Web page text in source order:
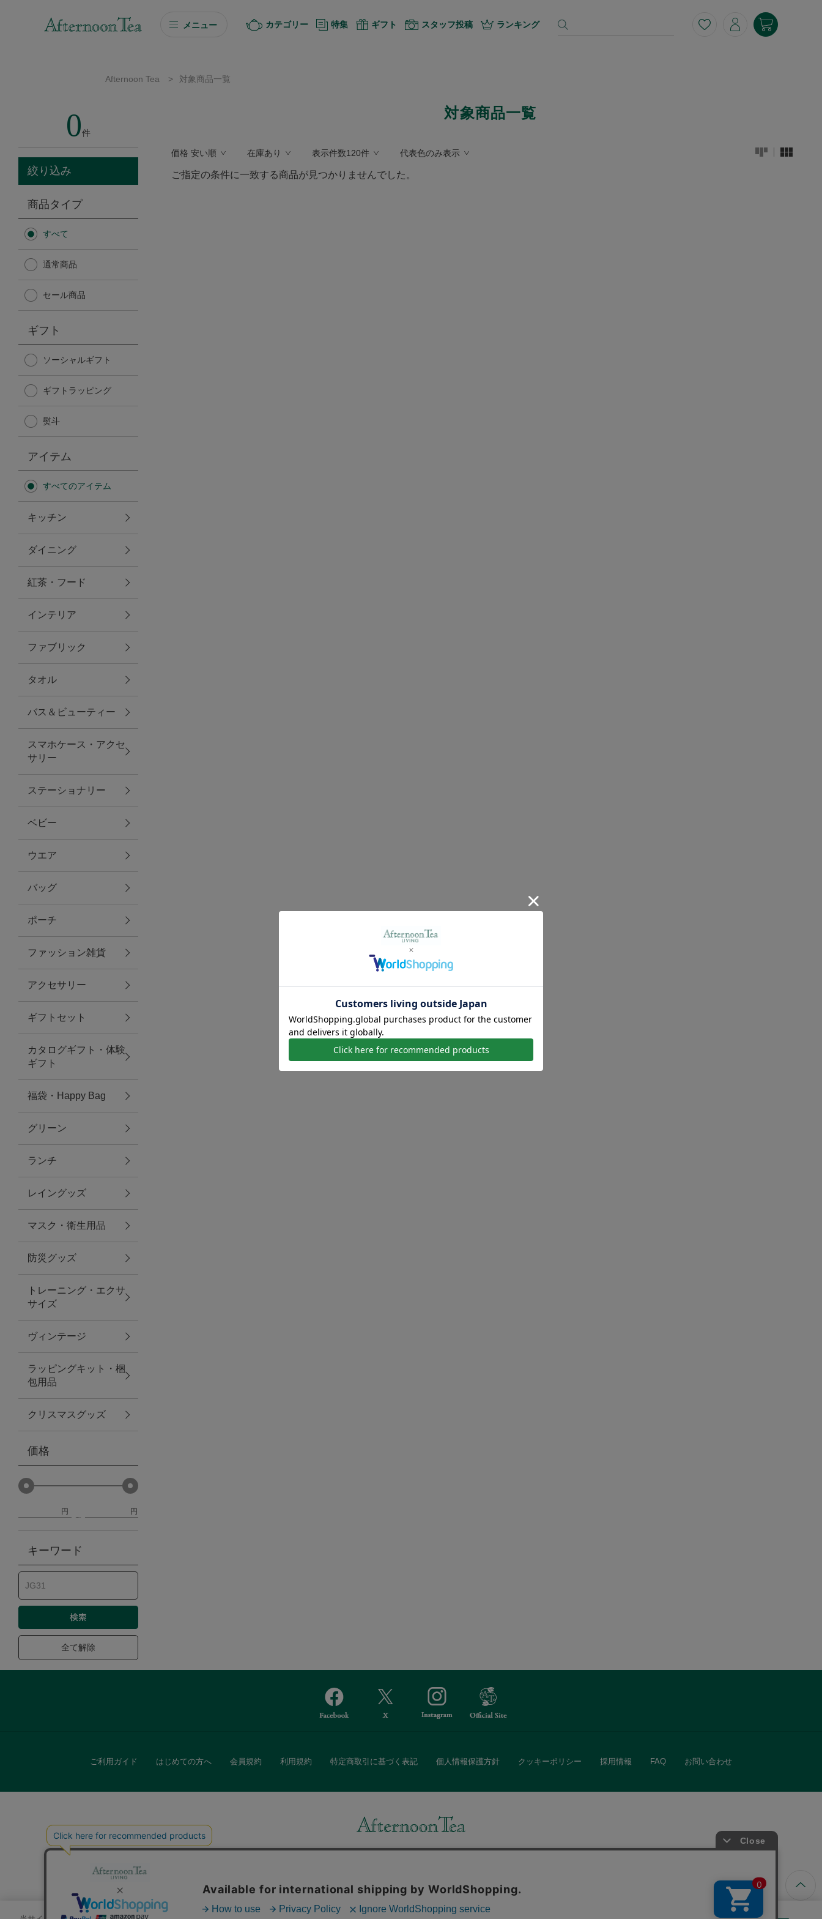
メニュー
ソーシャルギフト
カタログギフト
Afternoon Tea TEAROOM
Afternoon Tea TEAROOM
日傘
保冷バッグ
無重力シリーズ
トラベルグッズ
ランチ
バッグ
キッチン・ダイニング
ダイニング
キッチン
ファブリック
グリーン
バス＆ビューティー
バス＆ビューティー
タオル
ウエア＆バッグ
ウエア
レイングッズ
アクセサリー
ファッション雑貨
ファッショングッズ
スマホケース・アクセサリー
ポーチ
ステーショナリー
その他
紅茶・フード
防災グッズ・非常食
トレーニング
ヴィンテージ
カテゴリー 特集 ギフト スタッフ投稿 ランキング
Afternoon Tea > 対象商品一覧
0件
絞り込み
商品タイプ
すべて
通常商品
セール商品
ギフト
ソーシャルギフト
ギフトラッピング
熨斗
アイテム
すべてのアイテム
キッチン
ダイニング
紅茶・フード
インテリア
ファブリック
タオル
バス＆ビューティー
スマホケース・アクセ
サリー
ステーショナリー
ベビー
ウエア
バッグ
ポーチ
ファッション雑貨
アクセサリー
ギフトセット
カタログギフト・体験
ギフト
福袋・Happy Bag
グリーン
ランチ
レイングッズ
マスク・衛生用品
防災グッズ
トレーニング・エクサ
サイズ
ヴィンテージ
ラッピングキット・梱
包用品
クリスマスグッズ
価格
円 円
キーワード
全て解除
対象商品一覧
価格 安い順 在庫あり 表示件数120件 代表色のみ表示
ご指定の条件に一致する商品が見つかりませんでした。
ご利用ガイド はじめての方へ 会員規約 利用規約 特定商取引に基づく表記 個人情報保護方針 クッキーポリシー 採用情報 FAQ お問い合わせ
また、ギフトセットなどギフトにぴったりの豊富な商品がラインナップ。
「ソーシャルギフト」サービスもご提供しています。